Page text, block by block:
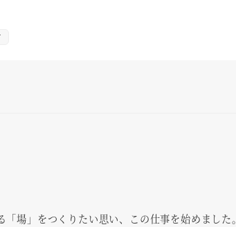
場」をつくりたい思い、この仕事を始めました。